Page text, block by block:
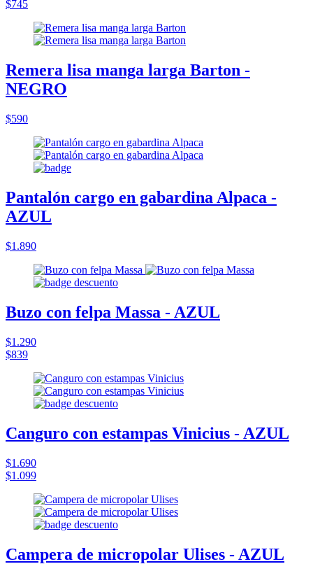
$745
Remera lisa manga larga Barton -
NEGRO
$590
Pantalón cargo en gabardina Alpaca -
AZUL
$1.890
Buzo con felpa Massa - AZUL
$1.290
$839
Canguro con estampas Vinicius - AZUL
$1.690
$1.099
Campera de micropolar Ulises - AZUL